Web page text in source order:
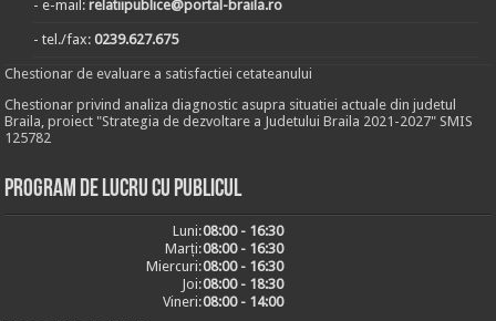
- e-mail:relatiipublice@portal-braila.ro
- tel./fax:0239.627.675
Chestionar de evaluare a satisfactiei cetateanului
Chestionar privind analiza diagnostic asupra situatiei actuale din judetul
Braila, proiect "Strategia de dezvoltare a Judetului Braila 2021-2027" SMIS
125782
Program de lucru cu publicul
Luni:08:00 - 16:30
Marți:08:00 - 16:30
Miercuri:08:00 - 16:30
Joi:08:00 - 18:30
Vineri:08:00 - 14:00